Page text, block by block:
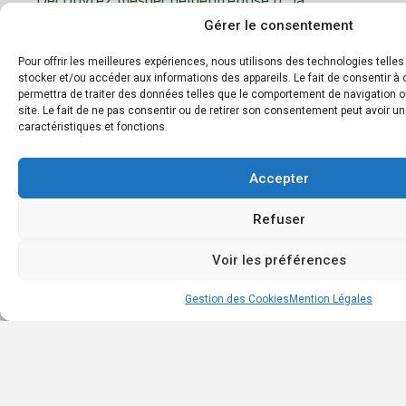
Gérer le consentement
Pour offrir les meilleures expériences, nous utilisons des technologies
stocker et/ou accéder aux informations des appareils. Le fait de consentir à
permettra de traiter des données telles que le comportement de navigation
site. Le fait de ne pas consentir ou de retirer son consentement peut avoir
caractéristiques et fonctions.
Accepter
Refuser
Voir les préférences
Gestion des Cookies Mention Légales
plateforme dédiée à la gestion et au tri des
faciliter le recyclage et d’encourager les
pratiques éco-responsables en entreprise.
Les
et